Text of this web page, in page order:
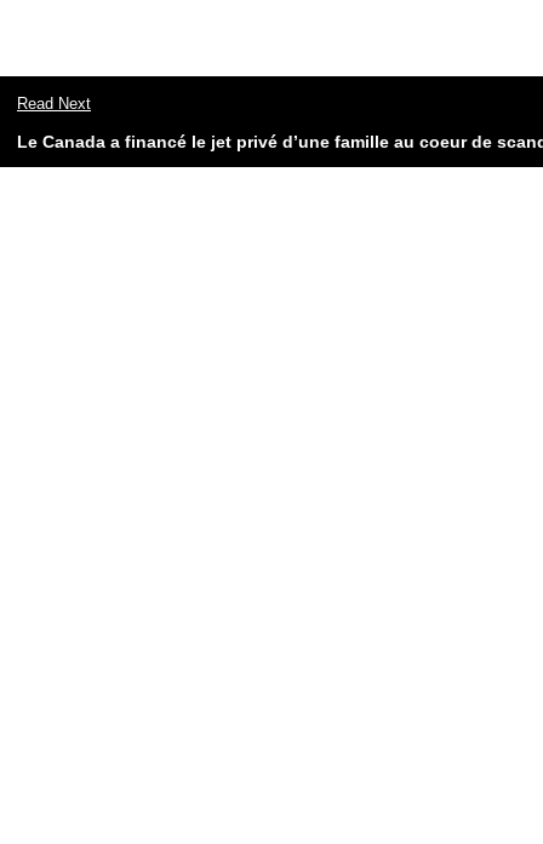
Read Next
Le Canada a financé le jet privé d’une famille au coeur de